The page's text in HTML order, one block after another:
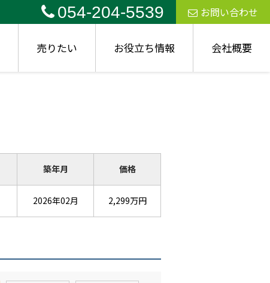
054-204-5539 お問い合わせ
売りたい お役立ち情報 会社概要
築年月 価格
2026年02月 2,299万円